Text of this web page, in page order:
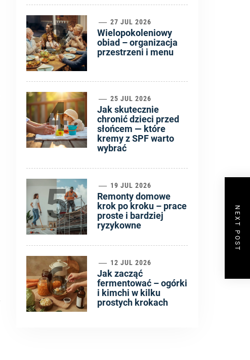
NEXT POST
3 27 JUL 2026
Wielopokoleniowy
obiad – organizacja
przestrzeni i menu
4 25 JUL 2026
Jak skutecznie
chronić dzieci przed
słońcem — które
kremy z SPF warto
wybrać
5 19 JUL 2026
Remonty domowe
krok po kroku – prace
proste i bardziej
ryzykowne
6 12 JUL 2026
Jak zacząć
fermentować – ogórki
i kimchi w kilku
prostych krokach